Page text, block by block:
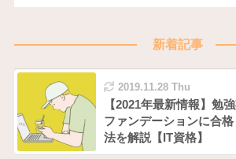
新着記事
2019.11.28 Thu
【2021年最新情報】勉
ファンデーションに合
法を解説【IT資格】